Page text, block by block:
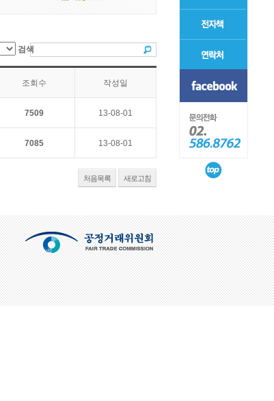
검색
조회수 작성일
7509 13-08-01
7085 13-08-01
처음목록 새로고침